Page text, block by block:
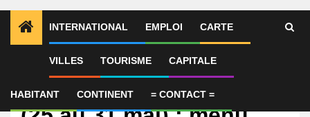
INTERNATIONAL EMPLOI CARTE
VILLES TOURISME CAPITALE
HABITANT CONTINENT = CONTACT =
International
Agenda de la semaine